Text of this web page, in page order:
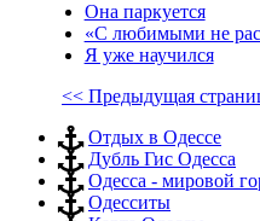
Она паркуется
«С любимыми не
Я уже научился
<< Предыдущая
Отдых в Одессе
Дубль Гис Одесса
Одесса - мировой
Одесситы